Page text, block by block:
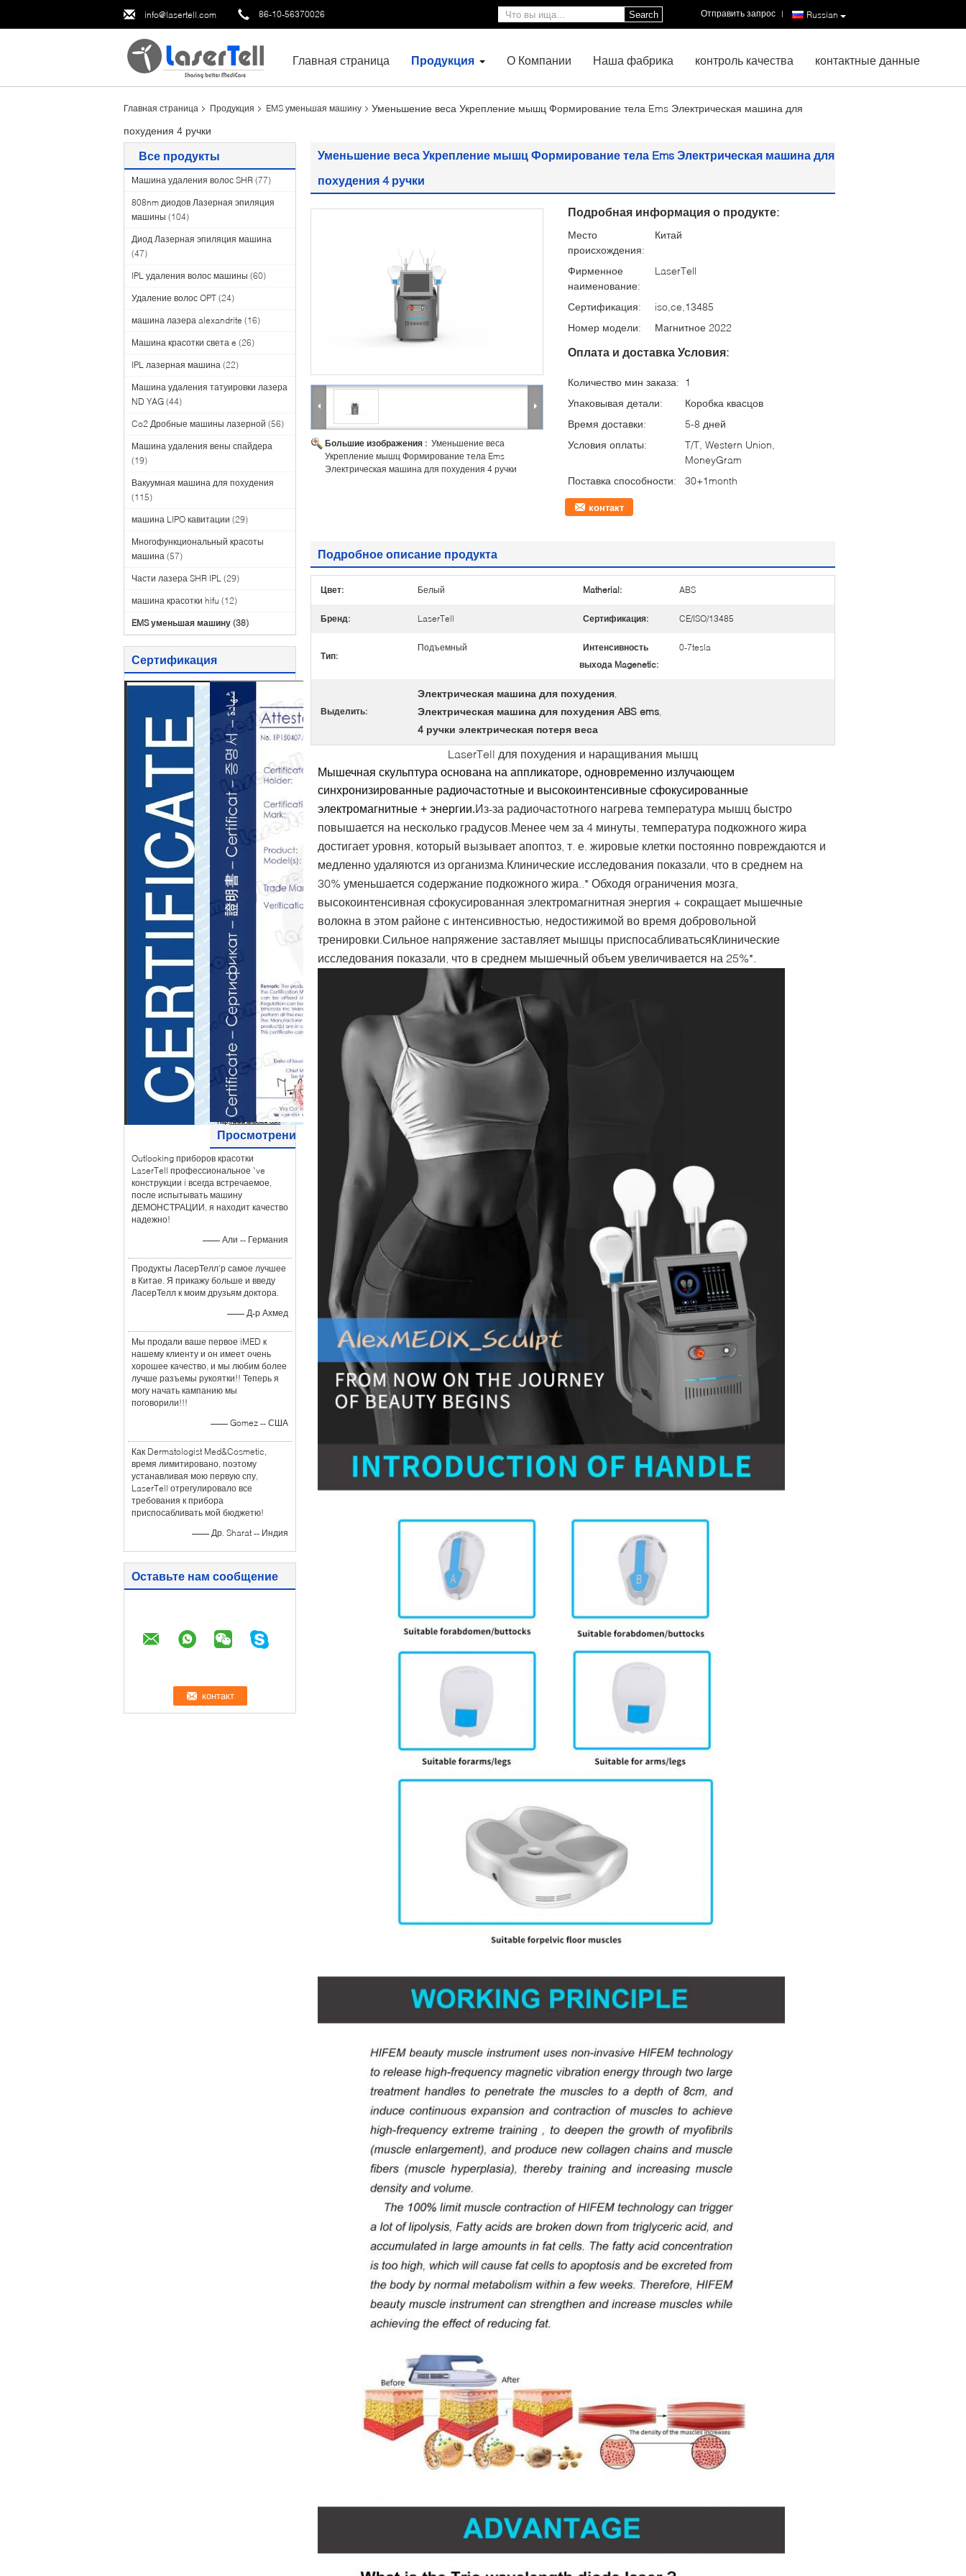
info@lasertell.com 86-10-56370026 Russian
Отправить запрос |
Search
Главная страница Продукция О Компании Наша фабрика контроль качества контактные данные
Главная страница Продукция EMS уменьшая машину
Уменьшение веса Укрепление мышц Формирование тела Ems Электрическая машина для
похудения 4 ручки
Все продукты
Машина удаления волос SHR (77)
808nm диодов Лазерная эпиляция
машины (104)
Диод Лазерная эпиляция машина
(47)
IPL удаления волос машины (60)
Удаление волос OPT (24)
машина лазера alexandrite (16)
Машина красотки света e (26)
IPL лазерная машина (22)
Машина удаления татуировки лазера
ND YAG (44)
Co2 Дробные машины лазерной (56)
Машина удаления вены спайдера
(19)
Вакуумная машина для похудения
(115)
машина LIPO кавитации (29)
Многофункциональный красоты
машина (57)
Части лазера SHR IPL (29)
машина красотки hifu (12)
EMS уменьшая машину (38)
Сертификация
Просмотрения
клиента
Outlooking приборов красотки
LaserTell профессиональное `ve
конструкции i всегда встречаемое,
после испытывать машину
ДЕМОНСТРАЦИИ, я находит качество
надежно!
—— Али -- Германия
Продукты ЛасерТелл'р самое лучшее
в Китае. Я прикажу больше и введу
ЛасерТелл к моим друзьям доктора.
—— Д-р Ахмед
Мы продали ваше первое iMED к
нашему клиенту и он имеет очень
хорошее качество, и мы любим более
лучше разъемы рукоятки!! Теперь я
могу начать кампанию мы
поговорили!!!
—— Gomez -- США
Как Dermatologist Med&Cosmetic,
время лимитировано, поэтому
устанавливая мою первую спу,
LaserTell отрегулировало все
требования к прибора
приспосабливать мой бюджетю!
—— Др. Sharat -- Индия
Оставьте нам сообщение
Уменьшение веса Укрепление мышц Формирование тела Ems Электрическая машина для
похудения 4 ручки
Большие изображения : Уменьшение веса
Укрепление мышц Формирование тела Ems
Электрическая машина для похудения 4 ручки
Подробная информация о продукте:
Место
происхождения:
Китай
Фирменное
наименование:
LaserTell
Сертификация:
iso,ce,13485
Номер модели:
Магнитное 2022
Оплата и доставка Условия:
Количество мин заказа: 1
Упаковывая детали:
Коробка квасцов
Время доставки:
5-8 дней
Условия оплаты:
T/T, Western Union,
MoneyGram
Поставка способности:
30+1month
контакт
Подробное описание продукта
Цвет: Белый Matherial: ABS
Бренд: LaserTell Сертификация: CE/ISO/13485
Тип:
Подъемный
Интенсивность
выхода Magenetic:
0-7tesla
Выделить:
Электрическая машина для похудения,
Электрическая машина для похудения ABS ems,
4 ручки электрическая потеря веса
LaserTell для похудения и наращивания мышц
Мышечная скульптура основана на аппликаторе, одновременно излучающем
синхронизированные радиочастотные и высокоинтенсивные сфокусированные
электромагнитные + энергии.Из-за радиочастотного нагрева температура мышц быстро
повышается на несколько градусов.Менее чем за 4 минуты, температура подкожного жира
достигает уровня, который вызывает апоптоз, т. е. жировые клетки постоянно повреждаются и
медленно удаляются из организма.Клинические исследования показали, что в среднем на
30% уменьшается содержание подкожного жира..* Обходя ограничения мозга,
высокоинтенсивная сфокусированная электромагнитная энергия + сокращает мышечные
волокна в этом районе с интенсивностью, недостижимой во время добровольной
тренировки.Сильное напряжение заставляет мышцы приспосабливатьсяКлинические
исследования показали, что в среднем мышечный объем увеличивается на 25%*.